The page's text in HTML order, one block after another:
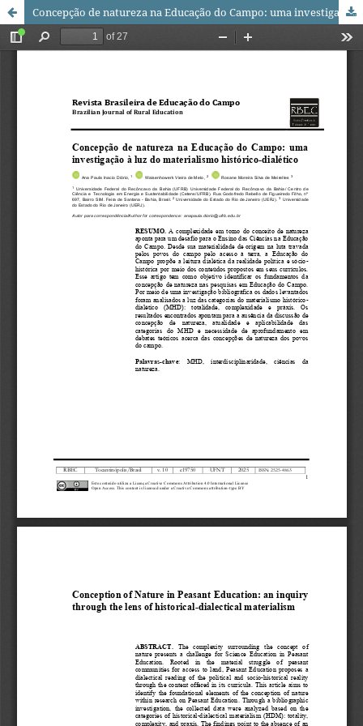
Concepção de natureza na Educação do Campo: uma investigação à luz do materialismo histórico-dialético